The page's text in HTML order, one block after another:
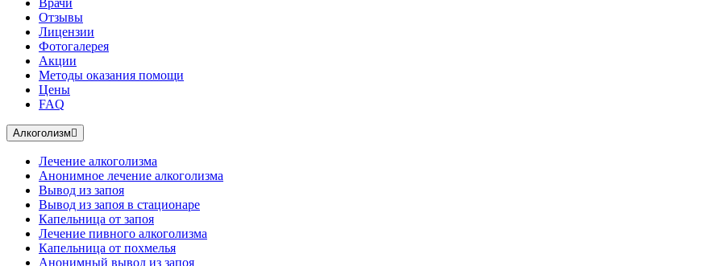
Врачи
Отзывы
Лицензии
Фотогалерея
Акции
Методы оказания помощи
Цены
FAQ
Алкоголизм
Лечение алкоголизма
Анонимное лечение алкоголизма
Вывод из запоя
Вывод из запоя в стационаре
Капельница от запоя
Лечение пивного алкоголизма
Капельница от похмелья
Анонимный вывод из запоя